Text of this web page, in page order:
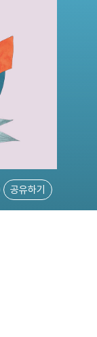
공유하기